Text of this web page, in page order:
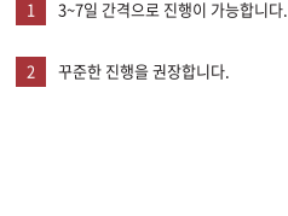
1 3~7일 간격으로 진행이 가능합니다.
2 꾸준한 진행을 권장합니다.